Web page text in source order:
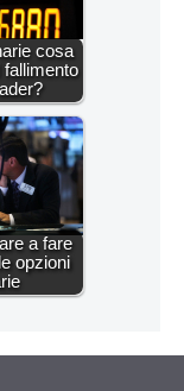
cosa
a fare
opzioni